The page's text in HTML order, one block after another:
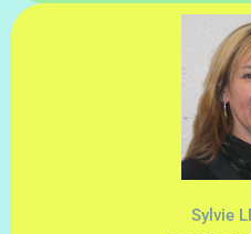
Sylvie